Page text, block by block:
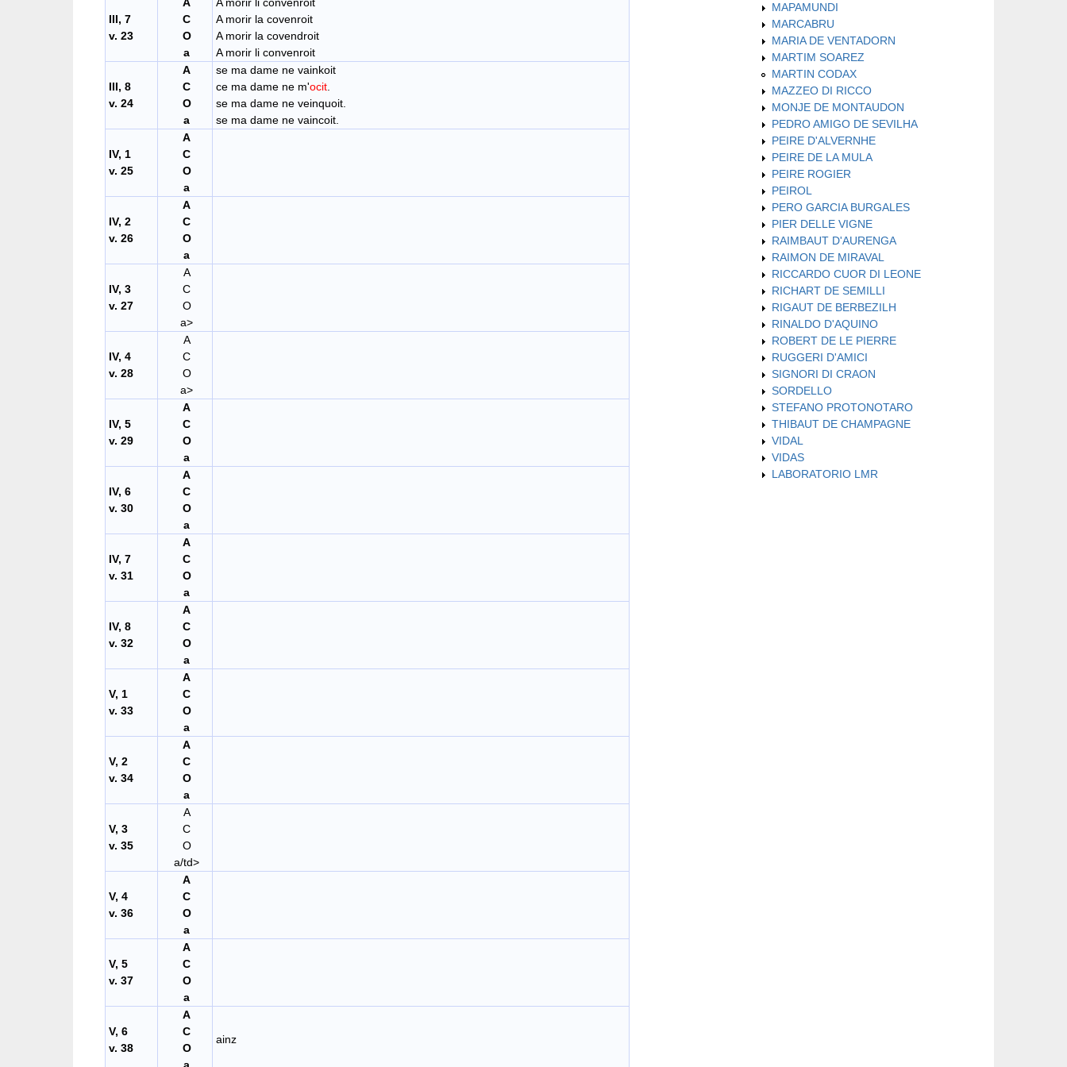
III, 7
v. 23
C
O
a
A morir la covenroit
A morir la covendroit
A morir li convenroit
III, 8
v. 24
A
C
O
a
se ma dame ne vainkoit
ce ma dame ne m'ocit
se ma dame ne veinquoit.
se ma dame ne vaincoit.
IV, 1
v. 25
A
C
O
a
IV, 2
v. 26
A
C
O
a
IV, 3
v. 27
A
C
O
a>
IV, 4
v. 28
A
C
O
a>
IV, 5
v. 29
A
C
O
a
IV, 6
v. 30
A
C
O
a
IV, 7
v. 31
A
C
O
a
IV, 8
v. 32
A
C
O
a
V, 1
v. 33
A
C
O
a
V, 2
v. 34
A
C
O
a
V, 3
v. 35
A
C
O
a/td>
V, 4
v. 36
A
C
O
a
V, 5
v. 37
A
C
O
a
V, 6
v. 38
A
C
O
ainz
MAPAMUNDI
MARCABRU
MARIA DE VENTADORN
MARTIM SOAREZ
MARTIN CODAX
MAZZEO DI RICCO
MONJE DE MONTAUDON
PEDRO AMIGO DE SEVILHA
PEIRE D'ALVERNHE
PEIRE DE LA MULA
PEIRE ROGIER
PEIROL
PERO GARCIA BURGALES
PIER DELLE VIGNE
RAIMBAUT D'AURENGA
RAIMON DE MIRAVAL
RICCARDO CUOR DI LEONE
RICHART DE SEMILLI
RIGAUT DE BERBEZILH
RINALDO D'AQUINO
ROBERT DE LE PIERRE
RUGGERI D'AMICI
SIGNORI DI CRAON
SORDELLO
STEFANO PROTONOTARO
THIBAUT DE CHAMPAGNE
VIDAL
VIDAS
LABORATORIO LMR